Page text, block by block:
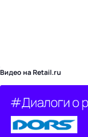
Видео на Retail.ru